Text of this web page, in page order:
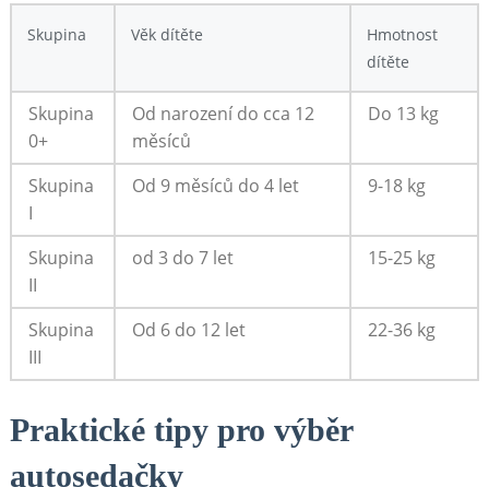
Skupina Věk dítěte
Hmotnost
dítěte
Skupina
0+
Od narození do cca 12
měsíců
Do 13 kg
Skupina
I
Od ‌9 měsíců do 4 let 9-18 kg
Skupina
II
od 3 do ⁣7‌ let 15-25 ​kg
Skupina
III
Od 6 do‌ 12 let 22-36 kg
Praktické tipy pro výběr
autosedačky